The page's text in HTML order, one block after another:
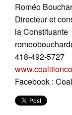
Roméo
Directeur et
la Constituante
418-492-5727
Facebook :